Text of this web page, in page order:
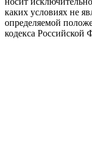
каких условиях не
определяемой
кодекса Российской